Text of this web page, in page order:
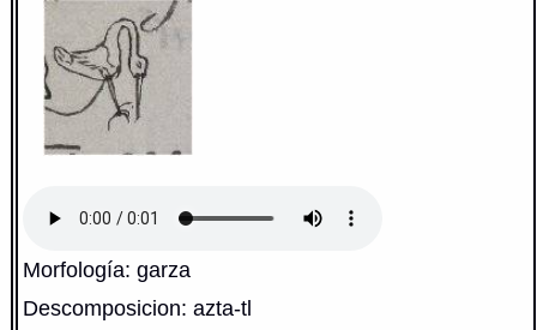
Morfología: garza
Descomposicion: azta-tl